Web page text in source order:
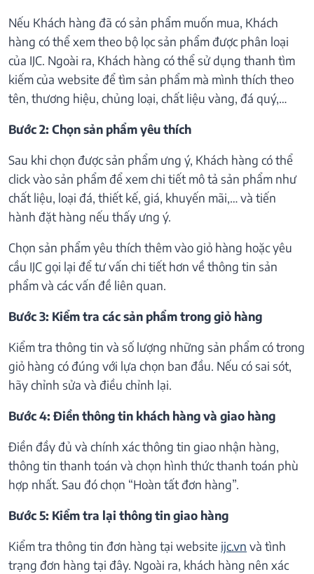
Nếu Khách hàng đã có sản phẩm muốn mua, Khách
hàng có thể xem theo bộ lọc sản phẩm được phân loại
của IJC. Ngoài ra, Khách hàng có thể sử dụng thanh tìm
kiếm của website để tìm sản phẩm mà mình thích theo
tên, thương hiệu, chủng loại, chất liệu vàng, đá quý,…
Bước 2: Chọn sản phẩm yêu thích
Sau khi chọn được sản phẩm ưng ý, Khách hàng có thể
click vào sản phẩm để xem chi tiết mô tả sản phẩm như
chất liệu, loại đá, thiết kế, giá, khuyến mãi,… và tiến
hành đặt hàng nếu thấy ưng ý.
Chọn sản phẩm yêu thích thêm vào giỏ hàng hoặc yêu
cầu IJC gọi lại để tư vấn chi tiết hơn về thông tin sản
phẩm và các vấn đề liên quan.
Bước 3: Kiểm tra các sản phẩm trong giỏ hàng
Kiểm tra thông tin và số lượng những sản phẩm có trong
giỏ hàng có đúng với lựa chọn ban đầu. Nếu có sai sót,
hãy chỉnh sửa và điều chỉnh lại.
Bước 4: Điền thông tin khách hàng và giao hàng
Điền đầy đủ và chính xác thông tin giao nhận hàng,
thông tin thanh toán và chọn hình thức thanh toán phù
hợp nhất. Sau đó chọn “Hoàn tất đơn hàng”.
Bước 5: Kiểm tra lại thông tin giao hàng
Kiểm tra thông tin đơn hàng tại website ijc.vn và tình
trạng đơn hàng tại đây. Ngoài ra, khách hàng nên xác